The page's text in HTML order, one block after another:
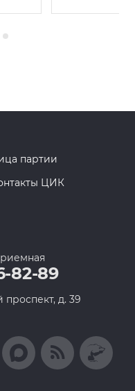
партии
ЦИК
82-89
проспект, д. 39